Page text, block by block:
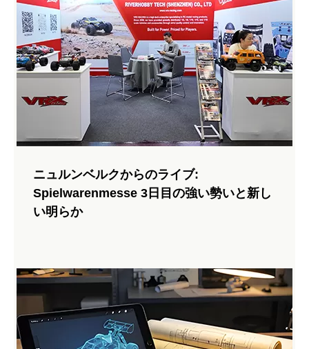
ピニオンギアをチェックして調整する方法は?
適切なモーターピニオンのメンテナンスでピーク性能を確
明しています。滑りを防ぐために、ピニオンがスパーギアを
しっかりと握っていることを確認してください。インストー
ルのために、align...
ニュルンベルクからのライブ:
Spielwarenmesse 3日目の強い勢いと新し
い明らか